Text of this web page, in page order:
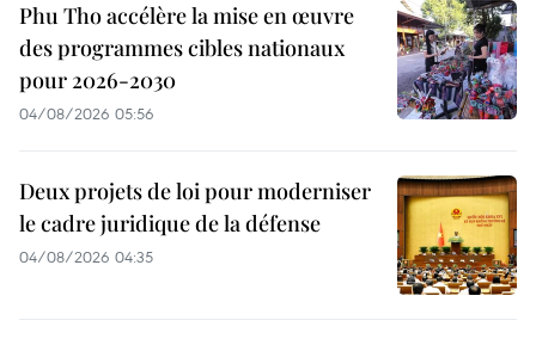
Phu Tho accélère la mise en œuvre
des programmes cibles nationaux
pour 2026-2030
04/08/2026 05:56
Deux projets de loi pour moderniser
le cadre juridique de la défense
04/08/2026 04:35